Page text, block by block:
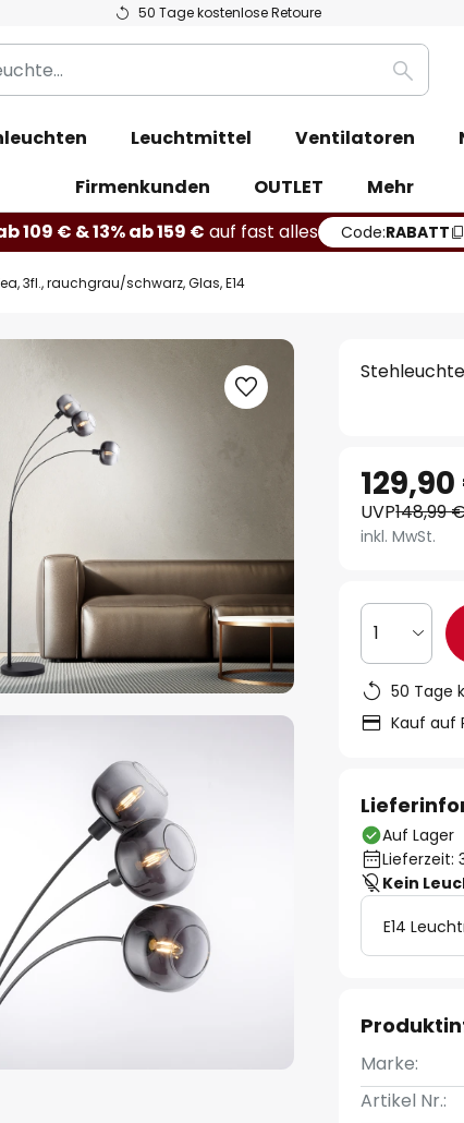
50 Tage kostenlose Retoure
Suche
Leuchtmittel Ventilatoren
Firmenkunden
OUTLET
Mehr
109 € & 13% ab 159 € auf fast alles Code:RABATT
3fl., rauchgrau/schwarz, Glas, E14
UVP148,99
inkl. MwSt.
1
50 Tage
Kauf auf
Auf Lager
Lieferzeit:
Kein
E14
Marke:
Artikel Nr.: